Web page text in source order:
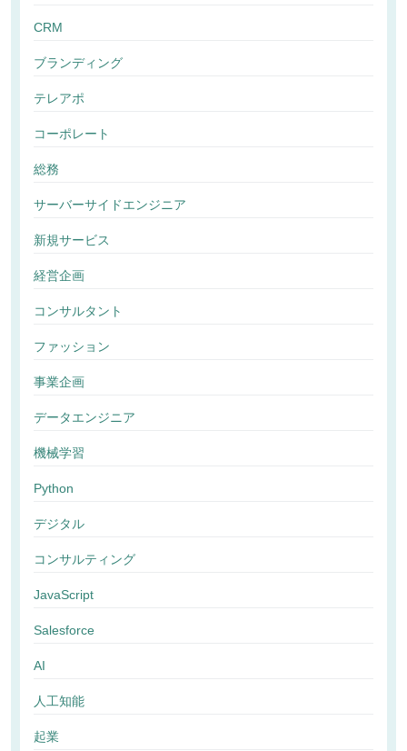
CRM
ブランディング
テレアポ
コーポレート
総務
サーバーサイドエンジニア
新規サービス
経営企画
コンサルタント
ファッション
事業企画
データエンジニア
機械学習
Python
デジタル
コンサルティング
JavaScript
Salesforce
AI
人工知能
起業